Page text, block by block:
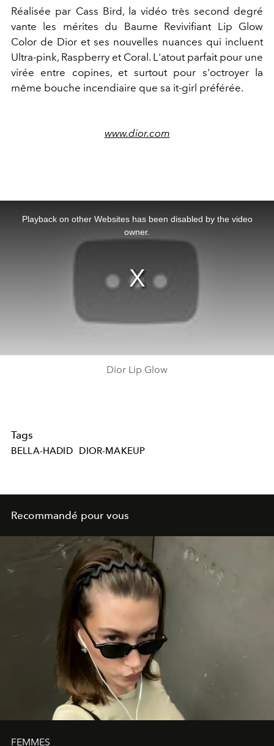
Réalisée par Cass Bird, la vidéo très second degré
vante les mérites du Baume Revivifiant Lip Glow
Color de Dior et ses nouvelles nuances qui incluent
Ultra-pink, Raspberry et Coral. L'atout parfait pour une
virée entre copines, et surtout pour s'octroyer la
même bouche incendiaire que sa it-girl préférée.
www.dior.com
Playback on other Websites has been disabled by the video
owner.
Dior Lip Glow
Tags
BELLA-HADID DIOR-MAKEUP
Recommandé pour vous
FEMMES